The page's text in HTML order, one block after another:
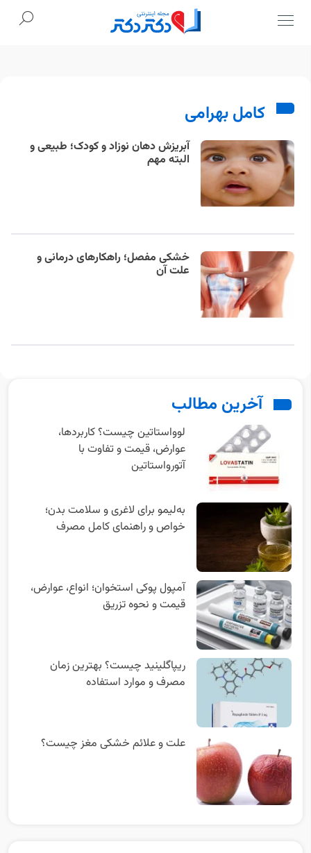
کامل بهرامی
آبریزش دهان نوزاد و کودک؛ طبیعی و
البته مهم
خشکی مفصل؛ راهکارهای درمانی و
علت آن
آخرین مطالب
لوواستاتین چیست؟ کاربردها،
عوارض، قیمت و تفاوت با
آتورواستاتین
به‌‌لیمو برای لاغری و سلامت بدن؛
خواص و راهنمای کامل مصرف
آمپول پوکی استخوان؛ انواع، عوارض،
قیمت و نحوه تزریق
ریپاگلینید چیست؟ بهترین زمان
مصرف و موارد استفاده
علت و علائم خشکی مغز چیست؟